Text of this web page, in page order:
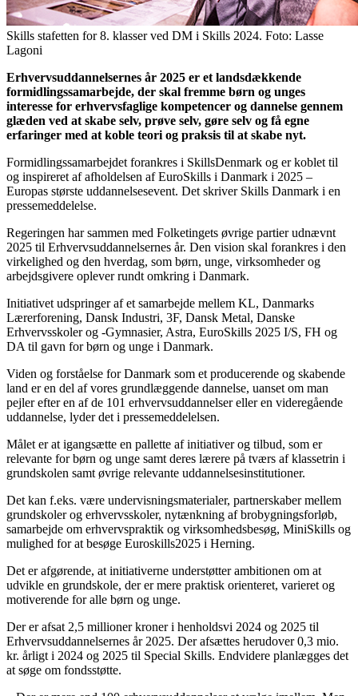
Skills stafetten for 8. klasser ved DM i Skills 2024. Foto: Lasse
Lagoni
Erhvervsuddannelsernes år 2025 er et landsdækkende
formidlingssamarbejde, der skal fremme børn og unges
interesse for erhvervsfaglige kompetencer og dannelse gennem
glæden ved at skabe selv, prøve selv, gøre selv og få egne
erfaringer med at koble teori og praksis til at skabe nyt.
Formidlingssamarbejdet forankres i SkillsDenmark og er koblet til
og inspireret af afholdelsen af EuroSkills i Danmark i 2025 –
Europas største uddannelsesevent. Det skriver Skills Danmark i en
pressemeddelelse.
Regeringen har sammen med Folketingets øvrige partier udnævnt
2025 til Erhvervsuddannelsernes år. Den vision skal forankres i den
virkelighed og den hverdag, som børn, unge, virksomheder og
arbejdsgivere oplever rundt omkring i Danmark.
Initiativet udspringer af et samarbejde mellem KL, Danmarks
Lærerforening, Dansk Industri, 3F, Dansk Metal, Danske
Erhvervsskoler og -Gymnasier, Astra, EuroSkills 2025 I/S, FH og
DA til gavn for børn og unge i Danmark.
Viden og forståelse for Danmark som et producerende og skabende
land er en del af vores grundlæggende dannelse, uanset om man
pejler efter en af de 101 erhvervsuddannelser eller en videregående
uddannelse, lyder det i pressemeddelelsen.
Målet er at igangsætte en pallette af initiativer og tilbud, som er
relevante for børn og unge samt deres lærere på tværs af klassetrin i
grundskolen samt øvrige relevante uddannelsesinstitutioner.
Det kan f.eks. være undervisningsmaterialer, partnerskaber mellem
grundskoler og erhvervsskoler, nytænkning af brobygningsforløb,
samarbejde om erhvervspraktik og virksomhedsbesøg, MiniSkills og
mulighed for at besøge Euroskills2025 i Herning.
Det er afgørende, at initiativerne understøtter ambitionen om at
udvikle en grundskole, der er mere praktisk orienteret, varieret og
motiverende for alle børn og unge.
Der er afsat 2,5 millioner kroner i henholdsvi 2024 og 2025 til
Erhvervsuddannelsernes år 2025. Der afsættes herudover 0,3 mio.
kr. årligt i 2024 og 2025 til Special Skills. Endvidere planlægges det
at søge om fondsstøtte.